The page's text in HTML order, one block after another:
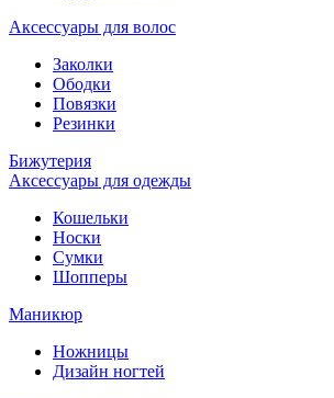
Аксессуары для волос
Заколки
Ободки
Повязки
Резинки
Бижутерия
Аксессуары для одежды
Кошельки
Носки
Сумки
Шопперы
Маникюр
Ножницы
Дизайн ногтей